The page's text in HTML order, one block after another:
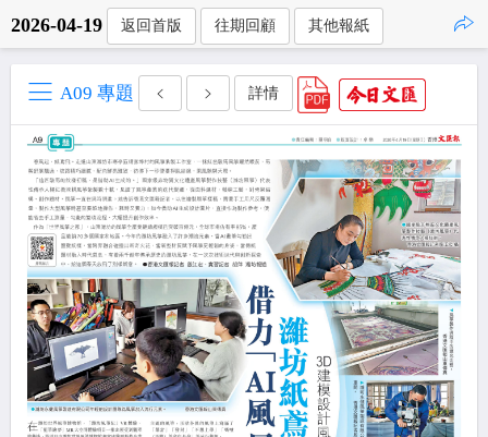
2026-04-19 返回首版 往期回顧 其他報紙
A09 專題 詳情